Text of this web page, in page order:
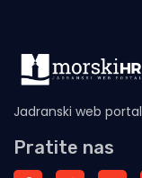
Jadranski web portal
Pratite nas